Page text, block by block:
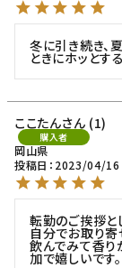
冬に引き続き、
ときにホッとす
ここたん 1
購入者
岡山県
投稿日
2023/04/16
転勤のご挨拶と
自分でお取り寄
飲んでみて香り
加で嬉しいです。